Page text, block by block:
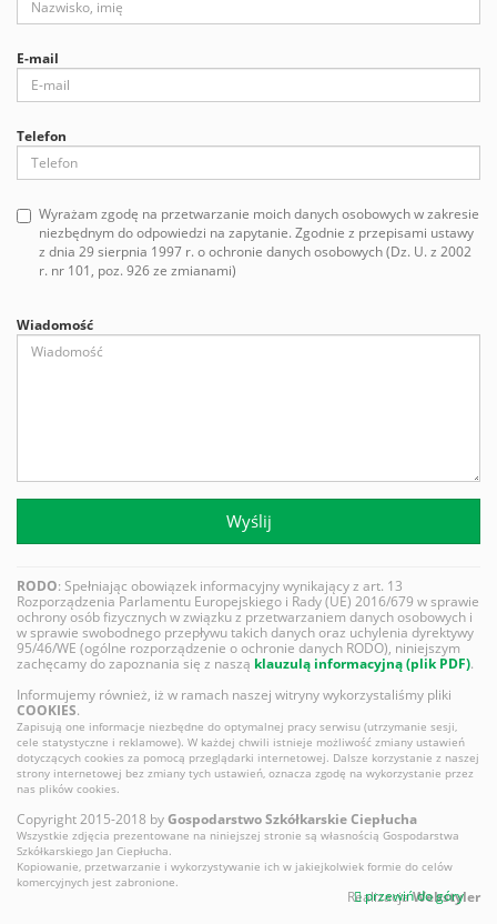
E-mail
Telefon
Wyrażam zgodę na przetwarzanie moich danych osobowych w zakresie
niezbędnym do odpowiedzi na zapytanie. Zgodnie z przepisami ustawy
z dnia 29 sierpnia 1997 r. o ochronie danych osobowych (Dz. U. z 2002
r. nr 101, poz. 926 ze zmianami)
Wiadomość
Wyślij
RODO: Spełniając obowiązek informacyjny wynikający z art. 13
Rozporządzenia Parlamentu Europejskiego i Rady (UE) 2016/679 w sprawie
ochrony osób fizycznych w związku z przetwarzaniem danych osobowych i
w sprawie swobodnego przepływu takich danych oraz uchylenia dyrektywy
95/46/WE (ogólne rozporządzenie o ochronie danych RODO), niniejszym
zachęcamy do zapoznania się z naszą klauzulą informacyjną (plik PDF).
Informujemy również, iż w ramach naszej witryny wykorzystaliśmy pliki
COOKIES.
Zapisują one informacje niezbędne do optymalnej pracy serwisu (utrzymanie sesji,
cele statystyczne i reklamowe). W każdej chwili istnieje możliwość zmiany ustawień
dotyczących cookies za pomocą przeglądarki internetowej. Dalsze korzystanie z naszej
strony internetowej bez zmiany tych ustawień, oznacza zgodę na wykorzystanie przez
nas plików cookies.
Copyright 2015-2018 byGospodarstwo Szkółkarskie Ciepłucha
Wszystkie zdjęcia prezentowane na niniejszej stronie są własnością Gospodarstwa
Szkółkarskiego Jan Ciepłucha.
Kopiowanie, przetwarzanie i wykorzystywanie ich w jakiejkolwiek formie do celów
komercyjnych jest zabronione.
RealizacjaWebstyler
przewiń do góry